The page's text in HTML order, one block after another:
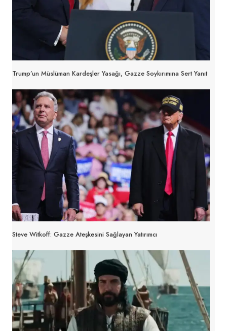
Trump’un Müslüman Kardeşler Yasağı, Gazze Soykırımına Sert Yanıt
Steve Witkoff: Gazze Ateşkesini Sağlayan Yatırımcı